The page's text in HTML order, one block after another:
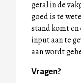
getal in de
goed is te
stand komt
input aan te
aan wordt
Vragen?